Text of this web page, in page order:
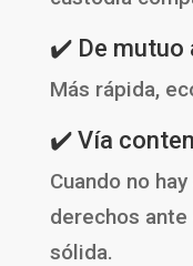
✔️ De mutuo
Más rápida,
✔️ Vía
Cuando no
derechos
sólida.